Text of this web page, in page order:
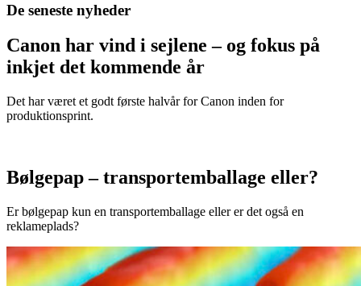
De seneste nyheder
Canon har vind i sejlene – og fokus på
inkjet det kommende år
Det har været et godt første halvår for Canon inden for
produktionsprint.
Bølgepap – transportemballage eller?
Er bølgepap kun en transportemballage eller er det også en
reklameplads?